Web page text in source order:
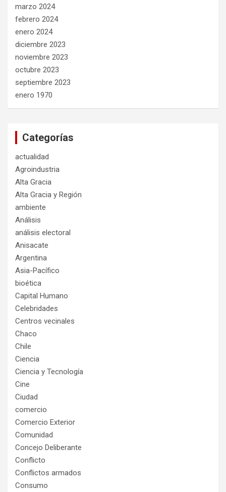
marzo 2024
febrero 2024
enero 2024
diciembre 2023
noviembre 2023
octubre 2023
septiembre 2023
enero 1970
Categorías
actualidad
Agroindustria
Alta Gracia
Alta Gracia y Región
ambiente
Análisis
análisis electoral
Anisacate
Argentina
Asia-Pacífico
bioética
Capital Humano
Celebridades
Centros vecinales
Chaco
Chile
Ciencia
Ciencia y Tecnología
Cine
Ciudad
comercio
Comercio Exterior
Comunidad
Concejo Deliberante
Conflicto
Conflictos armados
Consumo